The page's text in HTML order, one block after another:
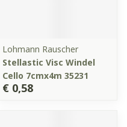
Lohmann Rauscher
Stellastic Visc Windel
Cello 7cmx4m 35231
€ 0,58